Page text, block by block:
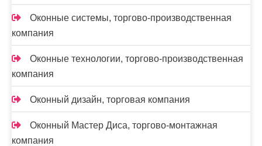
Оконные системы, торгово-производственная
компания
Оконные технологии, торгово-производственная
компания
Оконный дизайн, торговая компания
Оконный Мастер Диса, торгово-монтажная
компания